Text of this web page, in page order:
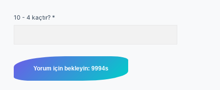
10 - 4 kaçtır? *